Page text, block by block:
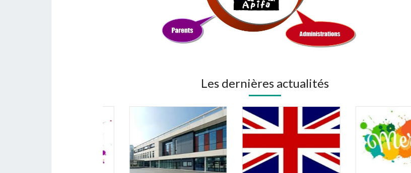
Les dernières actualités